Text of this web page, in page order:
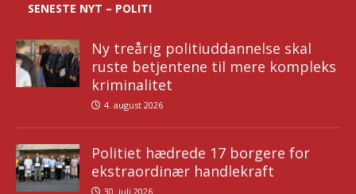
SENESTE NYT – POLITI
Ny treårig politiuddannelse skal
ruste betjentene til mere kompleks
kriminalitet
4. august 2026
Politiet hædrede 17 borgere for
ekstraordinær handlekraft
30. juli 2026